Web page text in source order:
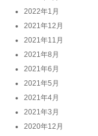
2022年1月
2021年12月
2021年11月
2021年8月
2021年6月
2021年5月
2021年4月
2021年3月
2020年12月